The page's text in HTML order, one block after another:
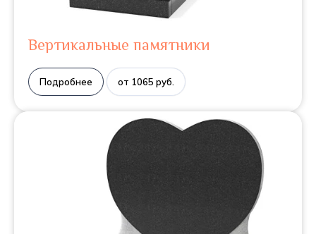
Вертикальные памятники
Подробнее от 1065 руб.